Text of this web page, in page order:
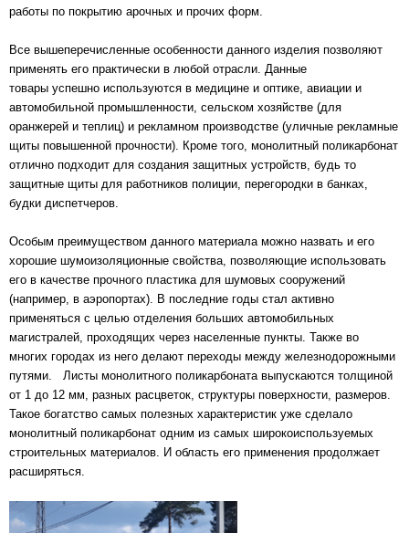
работы по покрытию арочных и прочих форм.
Все вышеперечисленные особенности данного изделия позволяют
применять его практически в любой отрасли. Данные
товары успешно используются в медицине и оптике, авиации и
автомобильной промышленности, сельском хозяйстве (для
оранжерей и теплиц) и рекламном производстве (уличные рекламные
щиты повышенной прочности). Кроме того, монолитный поликарбонат
отлично подходит для создания защитных устройств, будь то
защитные щиты для работников полиции, перегородки в банках,
будки диспетчеров.
Особым преимуществом данного материала можно назвать и его
хорошие шумоизоляционные свойства, позволяющие использовать
его в качестве прочного пластика для шумовых сооружений
(например, в аэропортах). В последние годы стал активно
применяться с целью отделения больших автомобильных
магистралей, проходящих через населенные пункты. Также во
многих городах из него делают переходы между железнодорожными
путями. Листы монолитного поликарбоната выпускаются толщиной
от 1 до 12 мм, разных расцветок, структуры поверхности, размеров.
Такое богатство самых полезных характеристик уже сделало
монолитный поликарбонат одним из самых широкоиспользуемых
строительных материалов. И область его применения продолжает
расширяться.